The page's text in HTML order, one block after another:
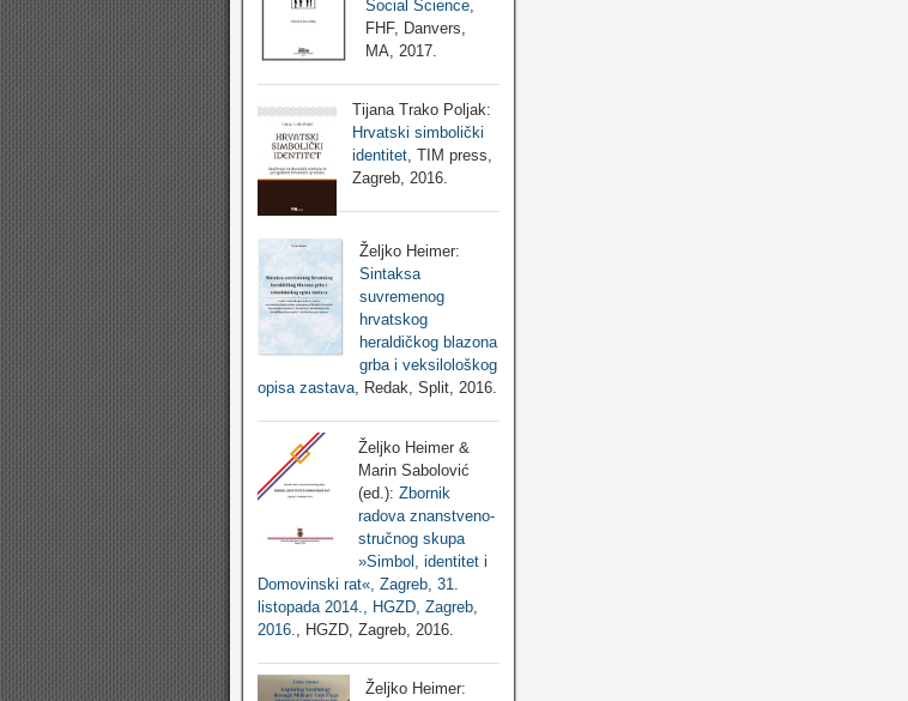
Social Science
FHF, Danvers,
MA, 2017.
Tijana Trako Poljak:
Hrvatski simbolički
identitet, TIM press,
Zagreb, 2016.
Željko Heimer:
Sintaksa
suvremenog
hrvatskog
heraldičkog blazona
grba i veksilološkog
opisa zastava, Redak, Split, 2016.
Željko Heimer &
Marin Sabolović
(ed.): Zbornik
radova znanstveno-
stručnog skupa
»Simbol, identitet i
Domovinski rat«, Zagreb, 31.
listopada 2014., HGZD, Zagreb,
2016.
, HGZD, Zagreb, 2016.
Željko Heimer: